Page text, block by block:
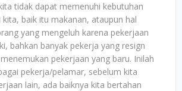
tidak dapat memenuhi kebutuhan
baik itu makanan, ataupun hal
yang mengeluh karena pekerjaan
bahkan banyak pekerja yang resign
pekerjaan yang baru. Inilah
pekerja/pelamar, sebelum kita
lain, ada baiknya kita bertahan